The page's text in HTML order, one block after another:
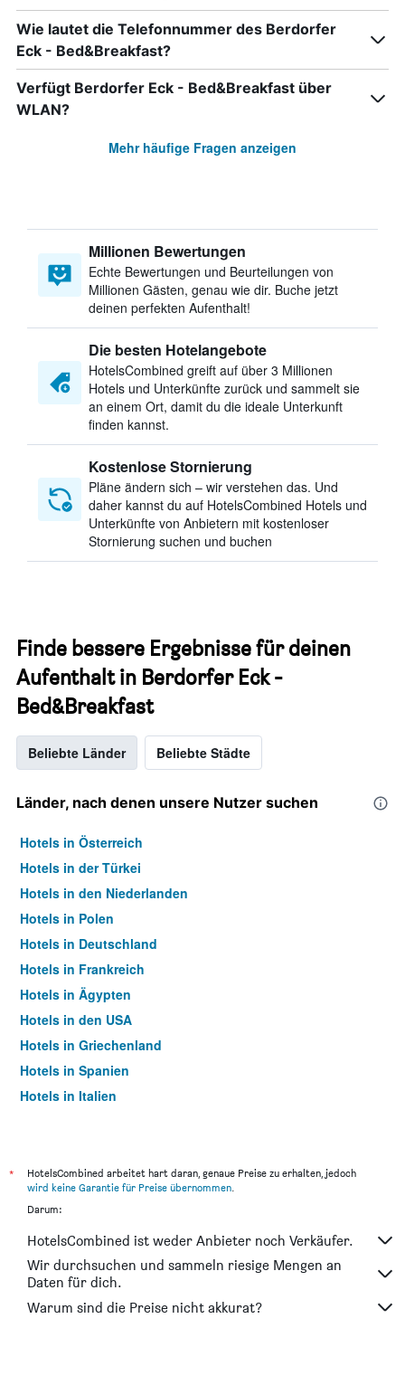
Wie lautet die Telefonnummer des Berdorfer
Eck - Bed&Breakfast?
Verfügt Berdorfer Eck - Bed&Breakfast über
WLAN?
Mehr häufige Fragen anzeigen
Millionen Bewertungen
Echte Bewertungen und Beurteilungen von
Millionen Gästen, genau wie dir. Buche jetzt
deinen perfekten Aufenthalt!
Die besten Hotelangebote
HotelsCombined greift auf über 3 Millionen
Hotels und Unterkünfte zurück und sammelt sie
an einem Ort, damit du die ideale Unterkunft
finden kannst.
Kostenlose Stornierung
Pläne ändern sich – wir verstehen das. Und
daher kannst du auf HotelsCombined Hotels und
Unterkünfte von Anbietern mit kostenloser
Stornierung suchen und buchen
Finde bessere Ergebnisse für deinen
Aufenthalt in Berdorfer Eck -
Bed&Breakfast
Beliebte Länder Beliebte Städte
Länder, nach denen unsere Nutzer suchen
Hotels in Österreich
Hotels in der Türkei
Hotels in den Niederlanden
Hotels in Polen
Hotels in Deutschland
Hotels in Frankreich
Hotels in Ägypten
Hotels in den USA
Hotels in Griechenland
Hotels in Spanien
Hotels in Italien
*
HotelsCombined arbeitet hart daran, genaue Preise zu erhalten, jedoch
wird keine Garantie für Preise übernommen.
Darum:
HotelsCombined ist weder Anbieter noch Verkäufer.
Wir durchsuchen und sammeln riesige Mengen an
Daten für dich.
Warum sind die Preise nicht akkurat?